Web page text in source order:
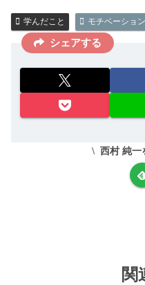
学んだこと モチベーション
シェアする
西村 純一
関